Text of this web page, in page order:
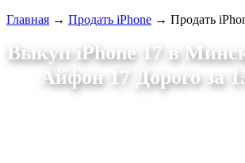
Главная → Продать iPhone → Продать
Выкуп iPhone 17 в
Айфон 17 Дорого за